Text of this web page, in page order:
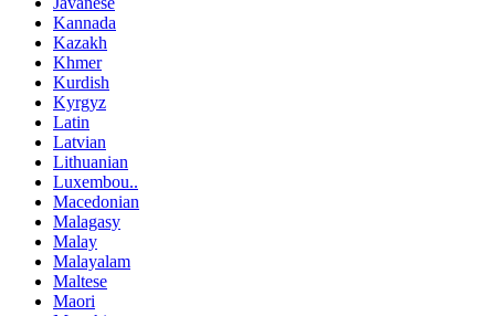
Kannada
Kazakh
Khmer
Kurdish
Kyrgyz
Latin
Latvian
Lithuanian
Luxembou..
Macedonian
Malagasy
Malay
Malayalam
Maltese
Maori